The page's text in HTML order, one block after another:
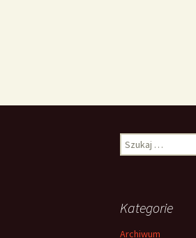
Szukaj:
Kategorie
Archiwum